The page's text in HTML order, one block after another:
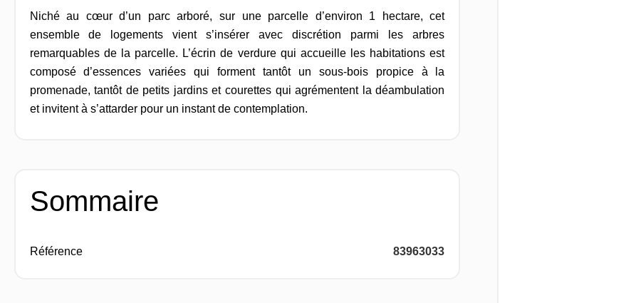
Niché au cœur d’un parc arboré, sur une parcelle d’environ 1 hectare, cet
ensemble de logements vient s’insérer avec discrétion parmi les arbres
remarquables de la parcelle. L’écrin de verdure qui accueille les habitations est
composé d’essences variées qui forment tantôt un sous-bois propice à la
promenade, tantôt de petits jardins et courettes qui agrémentent la déambulation
et invitent à s’attarder pour un instant de contemplation.
Sommaire
Référence 83963033